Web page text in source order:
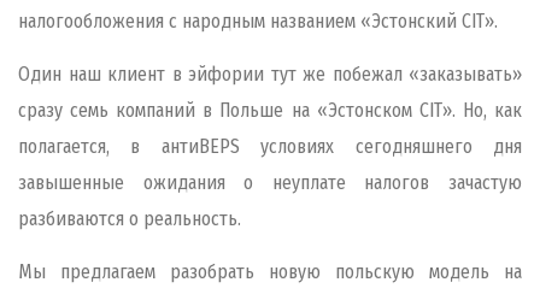
налогообложения с народным названием «Эстонский CIT».
Один наш клиент в эйфории тут же побежал «заказывать»
сразу семь компаний в Польше на «Эстонском CIT». Но, как
полагается, в антиBEPS
условиях сегодняшнего дня
завышенные ожидания о неуплате налогов зачастую
разбиваются о реальность.
Мы предлагаем разобрать новую польскую модель на